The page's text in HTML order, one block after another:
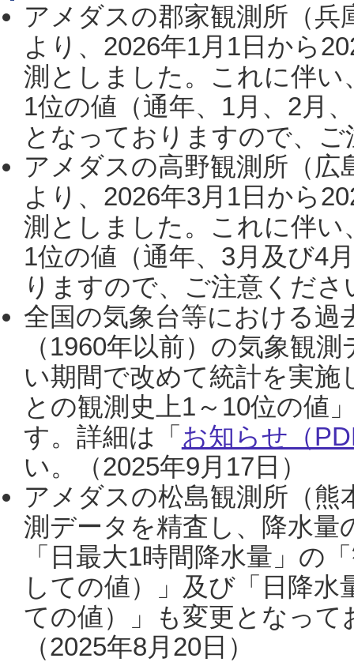
アメダスの郡家観測所（
より、2026年1月1日から
測としました。これに伴い
1位の値（通年、1月、2月
となっておりますので、
アメダスの高野観測所（
より、2026年3月1日から
測としました。これに伴い
1位の値（通年、3月及び4
りますので、ご注意くだ
全国の気象台等における過
（1960年以前）の気象観
い期間で改めて統計を実
との観測史上1～10位の値
す。詳細は「 お知らせ（
い。（2025年9月17日）
アメダスの松島観測所（熊
測データを精査し、降水
「日最大1時間降水量」の
しての値）」及び「日降
ての値）」も変更となっ
（2025年8月20日）